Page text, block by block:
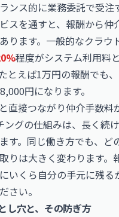
ンス的に業務委託で受注
スを通すと、報酬から仲
ります。一般的なクラウ
程度がシステム利用料
とえば1万円の報酬でも
円になります。
直接つながり仲介手数料
ングの仕組みは、長く続
す。同じ働き方でも、ど
りは大きく変わります。
いくら自分の手元に残る
さい。
し穴と、その防ぎ方